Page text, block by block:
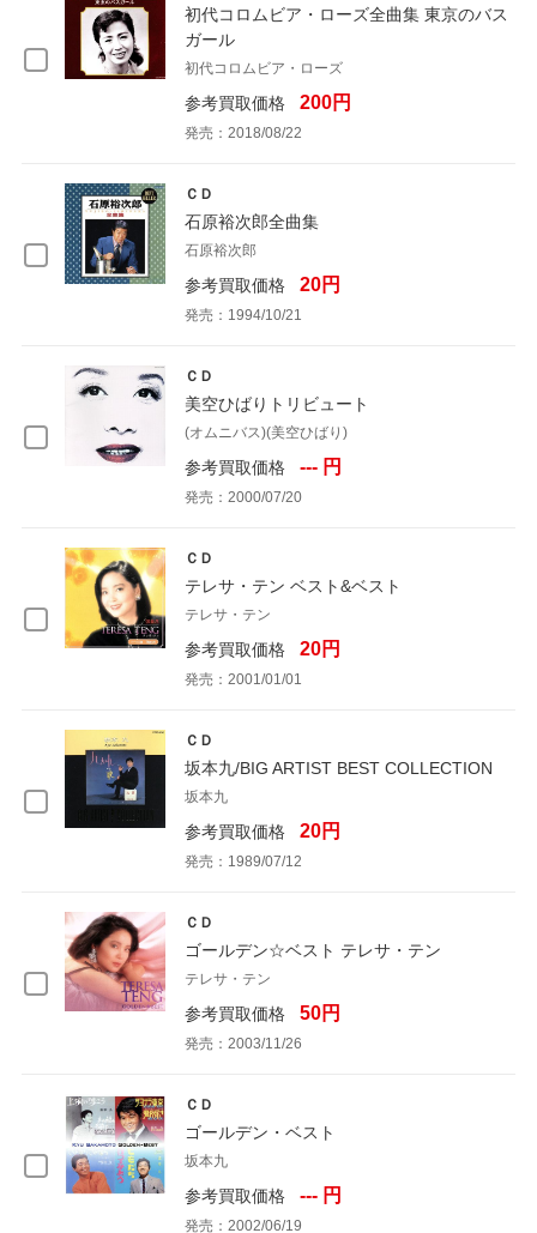
初代コロムビア・ローズ全曲集 東京のバス
ガール
初代コロムビア・ローズ
参考買取価格 200円
発売：2018/08/22
ＣＤ
石原裕次郎全曲集
石原裕次郎
参考買取価格 20円
発売：1994/10/21
ＣＤ
美空ひばりトリビュート
(オムニバス)(美空ひばり)
参考買取価格 --- 円
発売：2000/07/20
ＣＤ
テレサ・テン ベスト&ベスト
テレサ・テン
参考買取価格 20円
発売：2001/01/01
ＣＤ
坂本九/BIG ARTIST BEST COLLECTION
坂本九
参考買取価格 20円
発売：1989/07/12
ＣＤ
ゴールデン☆ベスト テレサ・テン
テレサ・テン
参考買取価格 50円
発売：2003/11/26
ＣＤ
ゴールデン・ベスト
坂本九
参考買取価格 --- 円
発売：2002/06/19